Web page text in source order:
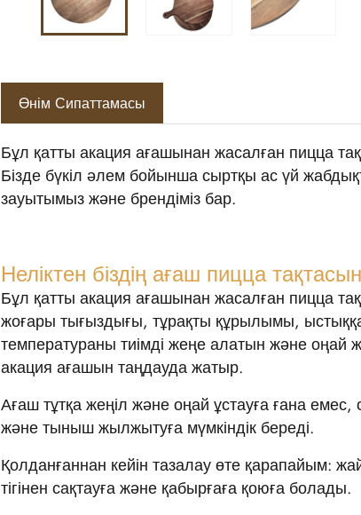
Өнім Сипаттамасы
Бұл қатты акация ағашынан жасалған пицца
Бізде бүкіл әлем бойынша сыртқы ас үй
зауытымыз және брендіміз бар.
Неліктен біздің ағаш пицца
Бұл қатты акация ағашынан жасалған пицца
жоғары тығыздығы, тұрақты құрылымы, ыстыққа
температураны тиімді жеңе алатын және
акация ағашын таңдауда жатыр.
Ағаш тұтқа жеңіл және оңай ұстауға ғана
және тыныш жылжытуға мүмкіндік береді.
Қолданғаннан кейін тазалау өте қарапайым:
тігінен сақтауға және қабырғаға қоюға болады.